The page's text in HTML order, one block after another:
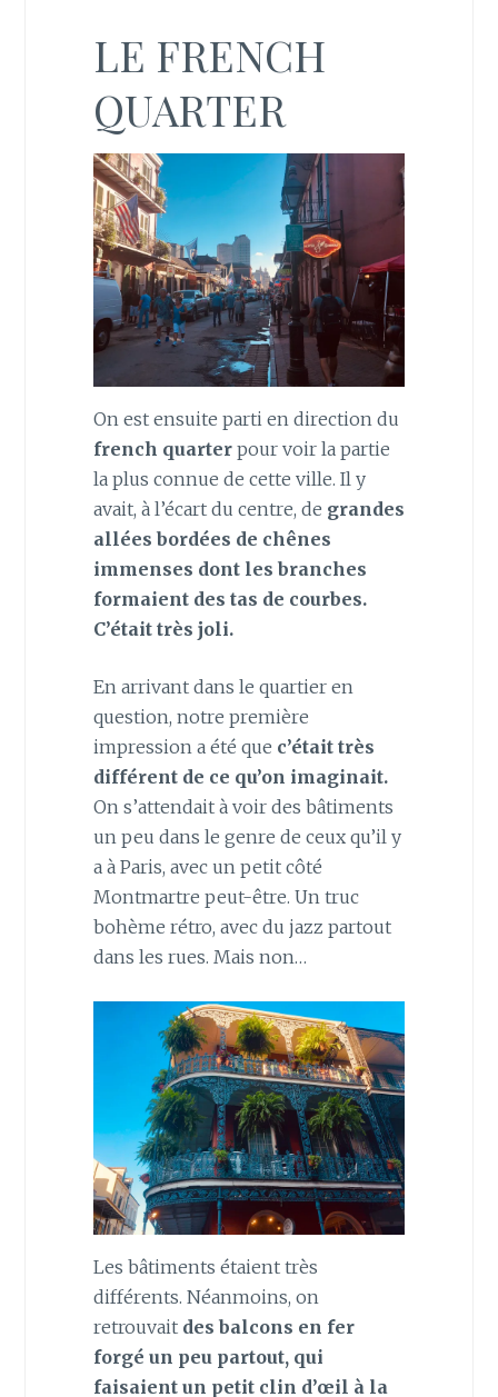
LE FRENCH
QUARTER
On est ensuite parti en direction du
french quarterpour voir la partie
la plus connue de cette ville. Il y
avait, à l’écart du centre, de grandes
allées bordées de chênes
immenses dont les branches
formaient des tas de courbes.
C’était très joli.
En arrivant dans le quartier en
question, notre première
impression a été que c’était très
différent de ce qu’on imaginait.
On s’attendait à voir des bâtiments
un peu dans le genre de ceux qu’il y
a à Paris, avec un petit côté
Montmartre peut-être. Un truc
bohème rétro, avec du jazz partout
dans les rues. Mais non…
Les bâtiments étaient très
différents. Néanmoins, on
retrouvait des balcons en fer
forgé un peu partout, qui
faisaient un petit clin d’œil à la